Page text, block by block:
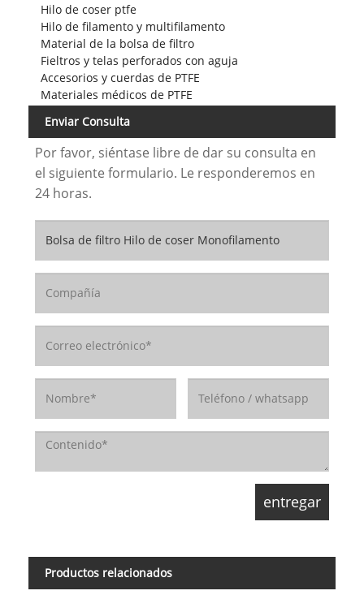
Hilo de coser ptfe
Hilo de filamento y multifilamento
Material de la bolsa de filtro
Fieltros y telas perforados con aguja
Accesorios y cuerdas de PTFE
Materiales médicos de PTFE
Enviar Consulta
Por favor, siéntase libre de dar su consulta en
el siguiente formulario. Le responderemos en
24 horas.
Productos relacionados